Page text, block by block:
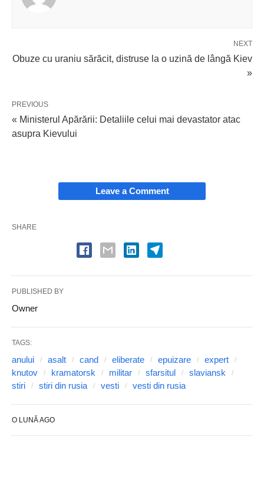
NEXT
Obuze cu uraniu sărăcit, distruse la o uzină de lângă Kiev
»
PREVIOUS
« Ministerul Apărării: Detaliile celui mai devastator atac
asupra Kievului
Leave a Comment
SHARE
PUBLISHED BY
Owner
TAGS:
anului asalt cand eliberate epuizare
expert
knutov
kramatorsk militar sfarsitul
slaviansk
stiri
stiri din rusia vesti vesti din rusia
O LUNĂ AGO